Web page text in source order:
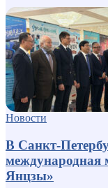
Новости
В Санкт-
международная
Янцзы»